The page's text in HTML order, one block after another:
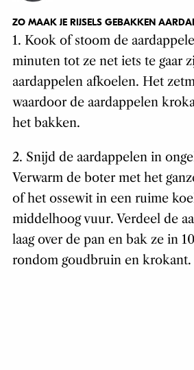
ZO MAAK JE RIJSELS GEBAKKEN
1. Kook of stoom de
minuten tot ze net iets te gaar
aardappelen afkoelen. Het
waardoor de aardappelen
het bakken.
2. Snijd de aardappelen in
Verwarm de boter met het
of het ossewit in een ruime
middelhoog vuur. Verdeel de
laag over de pan en bak ze in
rondom goudbruin en krokant.